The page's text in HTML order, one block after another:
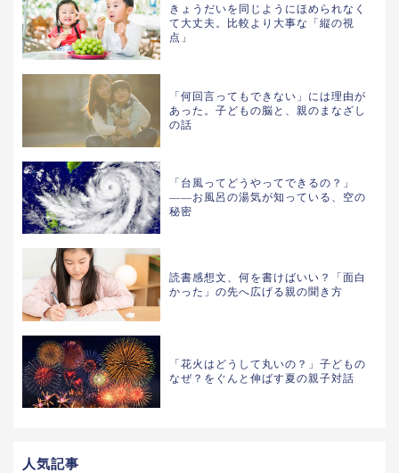
きょうだいを同じようにほめられなく
て大丈夫。比較より大事な「縦の視
点」
「何回言ってもできない」には理由が
あった。子どもの脳と、親のまなざし
の話
「台風ってどうやってできるの？」
——お風呂の湯気が知っている、空の
秘密
読書感想文、何を書けばいい？「面白
かった」の先へ広げる親の聞き方
「花火はどうして丸いの？」子どもの
なぜ？をぐんと伸ばす夏の親子対話
人気記事